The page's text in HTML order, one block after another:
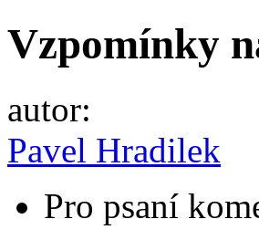
Vzpomínky
autor:
Pavel Hradilek
Pro psaní